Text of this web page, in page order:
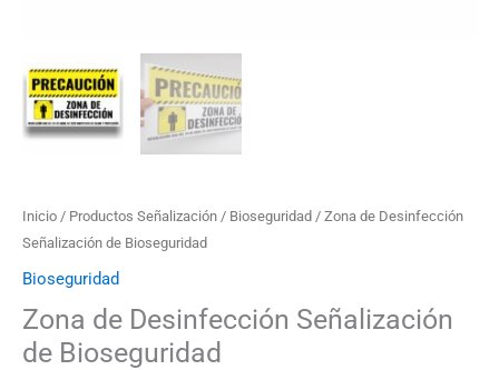
Inicio / Productos Señalización / Bioseguridad / Zona de Desinfección
Señalización de Bioseguridad
Bioseguridad
Zona de Desinfección Señalización
de Bioseguridad